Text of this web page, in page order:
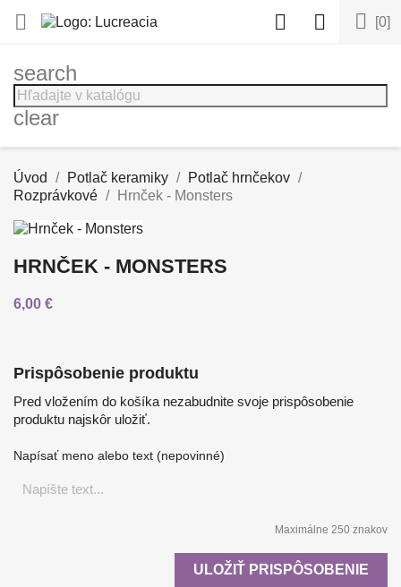
  [0]
 
search
clear
Úvod Potlač keramiky
Potlač hrnčekov
Rozprávkové
Hrnček - Monsters
HRNČEK - MONSTERS
6,00 €
Prispôsobenie produktu
Pred vložením do košíka nezabudnite svoje prispôsobenie
produktu najskôr uložiť.
Napísať meno alebo text (nepovinné)
Maximálne 250 znakov
ULOŽIŤ PRISPÔSOBENIE